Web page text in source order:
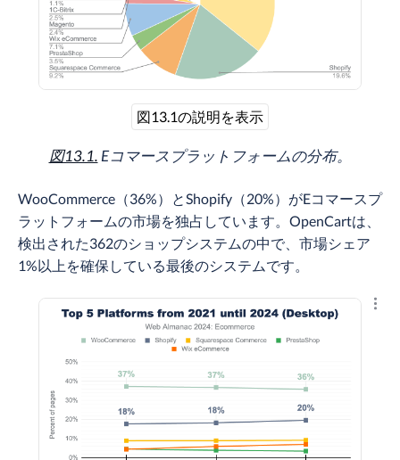
図13.1の説明を表示
図13.1. Eコマースプラットフォームの分布。
WooCommerce（36%）とShopify（20%）がEコマースプ
ラットフォームの市場を独占しています。OpenCartは、
検出された362のショップシステムの中で、市場シェア
1%以上を確保している最後のシステムです。
結